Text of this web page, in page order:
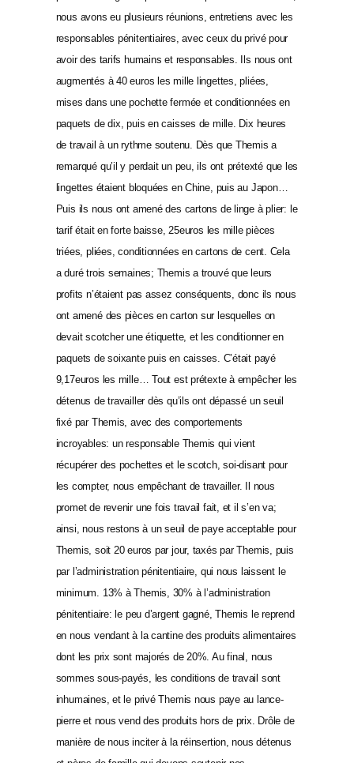
nous avons eu plusieurs réunions, entretiens avec les
responsables pénitentiaires, avec ceux du privé pour
avoir des tarifs humains et responsables. Ils nous ont
augmentés à 40 euros les mille lingettes, pliées,
mises dans une pochette fermée et conditionnées en
paquets de dix, puis en caisses de mille. Dix heures
de travail à un rythme soutenu. Dès que Themis a
remarqué qu’il y perdait un peu, ils ont prétexté que les
lingettes étaient bloquées en Chine, puis au Japon…
Puis ils nous ont amené des cartons de linge à plier: le
tarif était en forte baisse, 25euros les mille pièces
triées, pliées, conditionnées en cartons de cent. Cela
a duré trois semaines; Themis a trouvé que leurs
profits n’étaient pas assez conséquents, donc ils nous
ont amené des pièces en carton sur lesquelles on
devait scotcher une étiquette, et les conditionner en
paquets de soixante puis en caisses. C’était payé
9,17euros les mille… Tout est prétexte à empêcher les
détenus de travailler dès qu’ils ont dépassé un seuil
fixé par Themis, avec des comportements
incroyables: un responsable Themis qui vient
récupérer des pochettes et le scotch, soi-disant pour
les compter, nous empêchant de travailler. Il nous
promet de revenir une fois travail fait, et il s’en va;
ainsi, nous restons à un seuil de paye acceptable pour
Themis, soit 20 euros par jour, taxés par Themis, puis
par l’administration pénitentiaire, qui nous laissent le
minimum. 13% à Themis, 30% à l’administration
pénitentiaire: le peu d’argent gagné, Themis le reprend
en nous vendant à la cantine des produits alimentaires
dont les prix sont majorés de 20%. Au final, nous
sommes sous-payés, les conditions de travail sont
inhumaines, et le privé Themis nous paye au lance-
pierre et nous vend des produits hors de prix. Drôle de
manière de nous inciter à la réinsertion, nous détenus